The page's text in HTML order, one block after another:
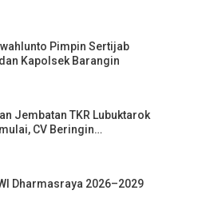
Pimpin Sertijab
Kapolsek Barangin
Jembatan TKR Lubuktarok
CV Beringin…
Dharmasraya 2026–2029